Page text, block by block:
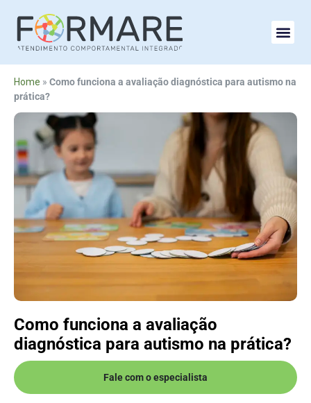
Home » Como funciona a avaliação diagnóstica para autismo na
prática?
Como funciona a avaliação
diagnóstica para autismo na prática?
Fale com o especialista